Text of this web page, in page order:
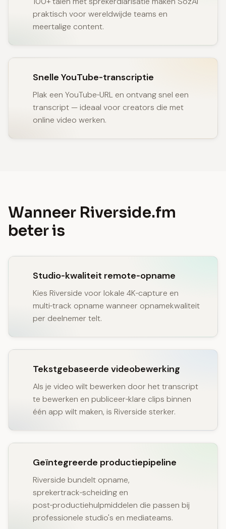
praktisch voor wereldwijde teams en
meertalige content.
Snelle YouTube‑transcriptie
Plak een YouTube‑URL en ontvang snel een
transcript — ideaal voor creators die met
online video werken.
Wanneer Riverside.fm
beter is
Studio‑kwaliteit remote‑opname
Kies Riverside voor lokale 4K‑capture en
multi‑track opname wanneer opnamekwaliteit
per deelnemer telt.
Tekstgebaseerde videobewerking
Als je video wilt bewerken door het transcript
te bewerken en publiceer‑klare clips binnen
één app wilt maken, is Riverside sterker.
Geïntegreerde productiepipeline
Riverside bundelt opname,
sprekertrack‑scheiding en
post‑productiehulpmiddelen die passen bij
professionele studio's en mediateams.